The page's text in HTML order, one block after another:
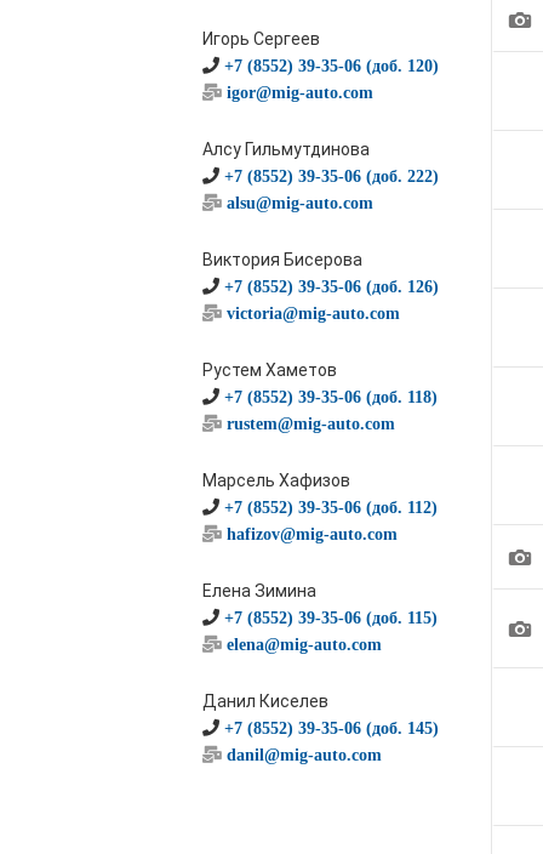
Игорь Сергеев
+7 (8552) 39-35-06 (доб. 120)
igor@mig-auto.com
Алсу Гильмутдинова
+7 (8552) 39-35-06 (доб. 222)
alsu@mig-auto.com
Виктория Бисерова
+7 (8552) 39-35-06 (доб. 126)
victoria@mig-auto.com
Рустем Хаметов
+7 (8552) 39-35-06 (доб. 118)
rustem@mig-auto.com
Марсель Хафизов
+7 (8552) 39-35-06 (доб. 112)
hafizov@mig-auto.com
Елена Зимина
+7 (8552) 39-35-06 (доб. 115)
elena@mig-auto.com
Данил Киселев
+7 (8552) 39-35-06 (доб. 145)
danil@mig-auto.com
1
1
1